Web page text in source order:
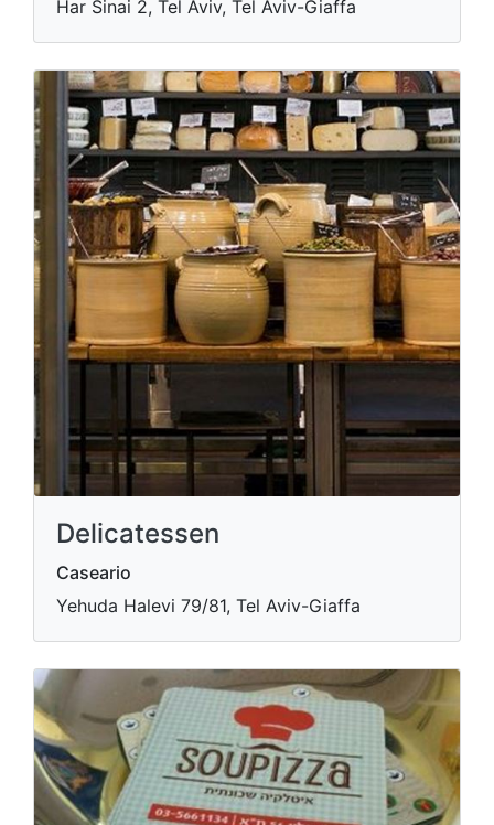
Har Sinai 2, Tel Aviv, Tel Aviv-Giaffa
Delicatessen
Caseario
Yehuda Halevi 79/81, Tel Aviv-Giaffa